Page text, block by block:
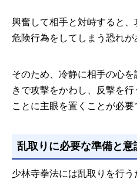
興奮して相手と対峙すると、
危険行為をしてしまう恐れが
そのため、冷静に相手の心
きで攻撃をかわし、反撃を
ことに主眼を置くことが必要
乱取りに必要な準備と意
少林寺拳法には乱取りを行